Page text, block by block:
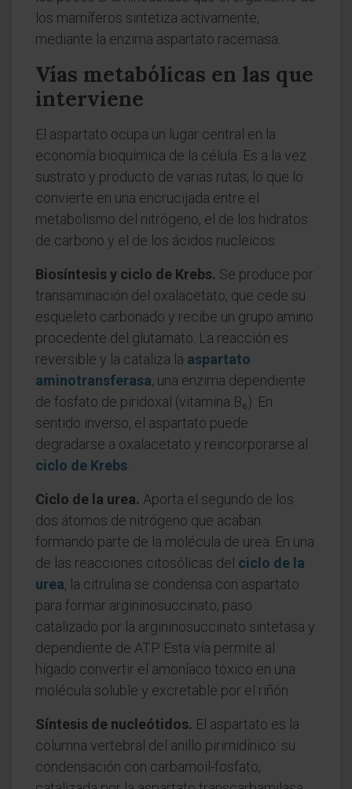
los mamíferos sintetiza activamente,
mediante la enzima aspartato racemasa.
Vías metabólicas en las que
interviene
El aspartato ocupa un lugar central en la
economía bioquímica de la célula. Es a la vez
sustrato y producto de varias rutas, lo que lo
convierte en una encrucijada entre el
metabolismo del nitrógeno, el de los hidratos
de carbono y el de los ácidos nucleicos.
Biosíntesis y ciclo de Krebs. Se produce por
transaminación del oxalacetato, que cede su
esqueleto carbonado y recibe un grupo amino
procedente del glutamato. La reacción es
reversible y la cataliza la aspartato
aminotransferasa, una enzima dependiente
de fosfato de piridoxal (vitamina B₆). En
sentido inverso, el aspartato puede
degradarse a oxalacetato y reincorporarse al
ciclo de Krebs
Ciclo de la urea. Aporta el segundo de los
dos átomos de nitrógeno que acaban
formando parte de la molécula de urea. En una
de las reacciones citosólicas del ciclo de la
urea, la citrulina se condensa con aspartato
para formar argininosuccinato, paso
catalizado por la argininosuccinato sintetasa y
dependiente de ATP. Esta vía permite al
hígado convertir el amoníaco tóxico en una
molécula soluble y excretable por el riñón.
Síntesis de nucleótidos. El aspartato es la
columna vertebral del anillo pirimidínico: su
condensación con carbamoil-fosfato,